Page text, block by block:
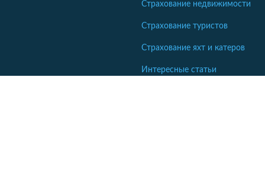
Страхование недвижимости
Страхование туристов
Страхование яхт и катеров
Интересные статьи